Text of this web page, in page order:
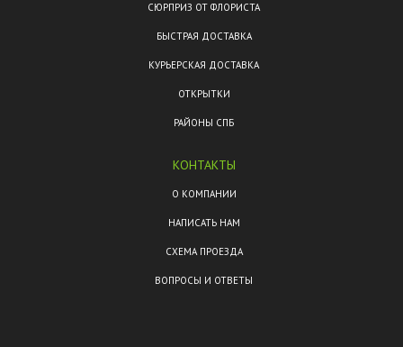
СЮРПРИЗ ОТ ФЛОРИСТА
БЫСТРАЯ ДОСТАВКА
КУРЬЕРСКАЯ ДОСТАВКА
ОТКРЫТКИ
РАЙОНЫ СПБ
КОНТАКТЫ
О КОМПАНИИ
НАПИСАТЬ НАМ
СХЕМА ПРОЕЗДА
ВОПРОСЫ И ОТВЕТЫ